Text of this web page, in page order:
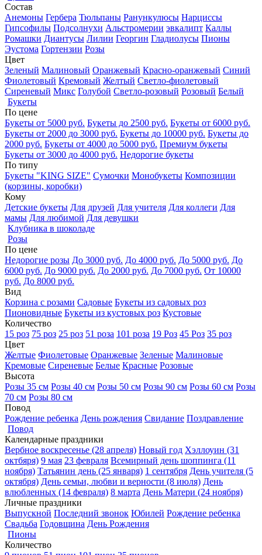
Состав
Анемоны Гербера Тюльпаны Ранункулюсы Нарциссы
Гипсофилы Подсолнухи Альстромерии эвкалипт Каллы
Ромашки Диантусы Лилии Георгин Гладиолусы Пионы
Эустома Гортензии Розы
Цвет
Зеленый Малиновый Оранжевый Красно-оранжевый Синий
Фиолетовый Кремовый Желтый Светло-фиолетовый
Сиреневый Микс Голубой Светло-розовый Розовый Белый
Букеты
По цене
Букеты от 5000 руб. Букеты до 2500 руб. Букеты от 6000 руб.
Букеты от 2000 до 3000 руб. Букеты до 10000 руб. Букеты до
2000 руб. Букеты от 4000 до 5000 руб. Премиум букеты
Букеты от 3000 до 4000 руб. Недорогие букеты
По типу
Букеты "KING SIZE" Сумочки Монобукеты Композиции
(корзины, коробки)
Кому
Детские букеты Для друзей Для учителя Для коллеги Для
мамы Для любимой Для девушки
Клубника в шоколаде
Розы
По цене
Недорогие розы До 3000 руб. До 4000 руб. До 5000 руб. До
6000 руб. До 9000 руб. До 2000 руб. До 7000 руб. От 10000
руб. До 8000 руб.
Вид
Корзина с розами Садовые Букеты из садовых роз
Пионовидные Букеты из кустовых роз Кустовые
Количество
15 роз 75 роз 25 роз 51 роза 101 роза 19 Роз 45 Роз 35 роз
Цвет
Желтые Фиолетовые Оранжевые Зеленые Малиновые
Кремовые Сиреневые Белые Красные Розовые
Высота
Розы 35 см Розы 40 см Розы 50 см Розы 90 см Розы 60 см Розы
70 см Розы 80 см
Повод
Рождение ребенка День рождения Свидание Поздравление
Повод
Календарные праздники
Вербное воскресенье (28 апреля) Новый год Хэллоуин (31
октбяря) 9 мая 23 февраля Всемирный день шоппинга (11
ноября) Татьянин день (25 января) 1 сентября День учителя (5
октября) День семьи, любви и верности (8 июля) День
влюбленных (14 февраля) 8 марта День Матери (24 ноября)
Личные праздники
Выпускной Последний звонок Юбилей Рождение ребенка
Свадьба Годовщина День Рождения
Пионы
Количество